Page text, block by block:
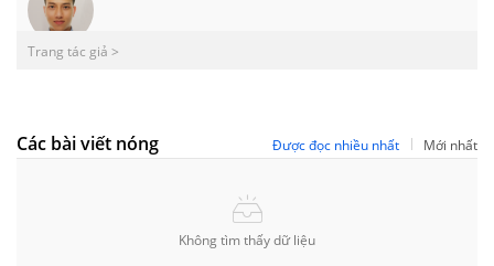
Trang tác giả >
Các bài viết nóng Được đọc nhiều nhất Mới nhất
Không tìm thấy dữ liệu